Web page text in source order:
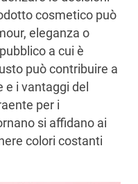
cosmetico può
eleganza o
a cui è
può contribuire a
i vantaggi del
per i
si affidano ai
colori costanti